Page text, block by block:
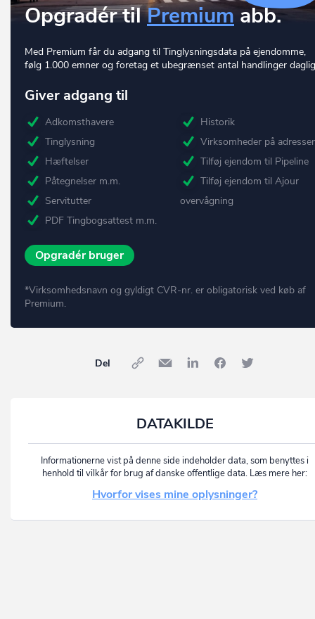
Opgradér tilPremium abb.
Med Premium får du adgang til Tinglysningsdata på ejendomme,
følg 1.000 emner og foretag et ubegrænset antal handlinger
Giver adgang til
Adkomsthavere
Tinglysning
Hæftelser
Påtegnelser m.m.
Servitutter
PDF Tingbogsattest m.m.
Historik
Virksomheder på
Tilføj ejendom til Pipeline
Tilføj ejendom til Ajour
overvågning
Opgradér bruger
*Virksomhedsnavn og gyldigt CVR-nr. er obligatorisk ved køb af
Premium.
Del
DATAKILDE
Informationerne vist på denne side indeholder data, som benyttes i
henhold til vilkår for brug af danske offentlige data. Læs mere her:
Hvorfor vises mine oplysninger?